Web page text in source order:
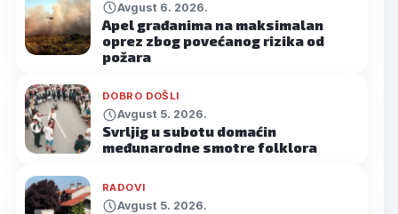
Avgust 6. 2026.
Apel građanima na maksimalan
oprez zbog povećanog rizika od
požara
DOBRO DOŠLI
Avgust 5. 2026.
Svrljig u subotu domaćin
međunarodne smotre folklora
RADOVI
Avgust 5. 2026.